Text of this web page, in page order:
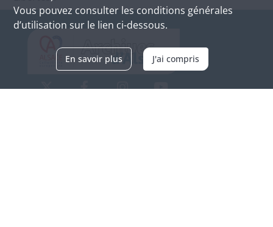
Vous pouvez consulter les conditions générales
d’utilisation sur le lien ci-dessous.
En savoir plus J'ai compris